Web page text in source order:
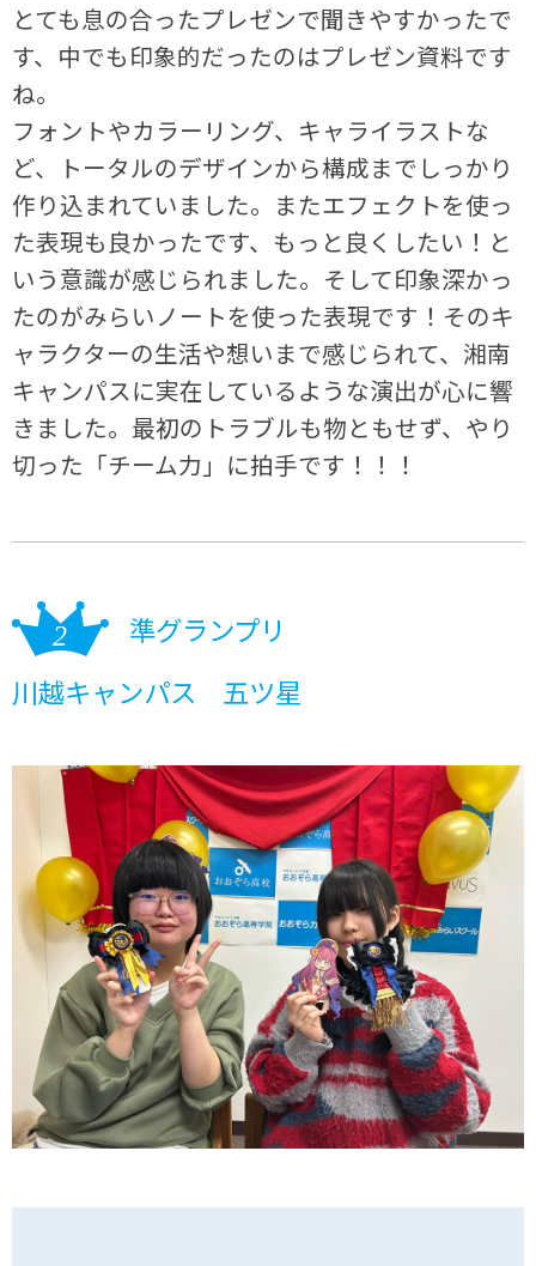
とても息の合ったプレゼンで聞きやすかったで
す、中でも印象的だったのはプレゼン資料です
ね。
フォントやカラーリング、キャライラストな
ど、トータルのデザインから構成までしっかり
作り込まれていました。またエフェクトを使っ
た表現も良かったです、もっと良くしたい！と
いう意識が感じられました。そして印象深かっ
たのがみらいノートを使った表現です！そのキ
ャラクターの生活や想いまで感じられて、湘南
キャンパスに実在しているような演出が心に響
きました。最初のトラブルも物ともせず、やり
切った「チーム力」に拍手です！！！
準グランプリ
川越キャンパス 五ツ星